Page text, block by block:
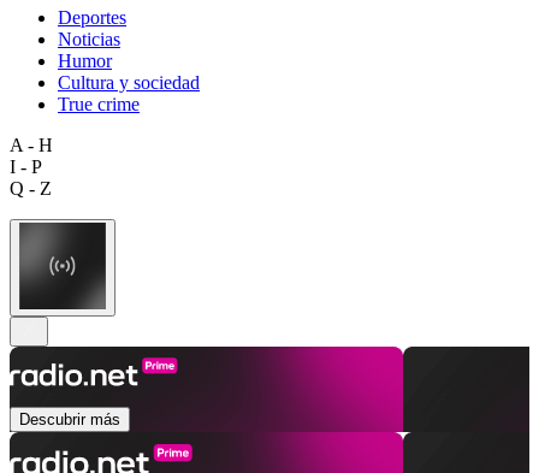
Deportes
Noticias
Humor
Cultura y sociedad
True crime
A - H
I - P
Q - Z
Descubrir más